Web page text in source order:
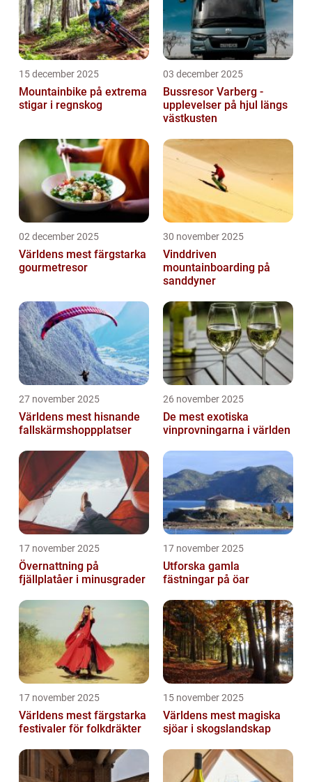
15 december 2025
Mountainbike på extrema
stigar i regnskog
03 december 2025
Bussresor Varberg -
upplevelser på hjul längs
västkusten
02 december 2025
Världens mest färgstarka
gourmetresor
30 november 2025
Vinddriven
mountainboarding på
sanddyner
27 november 2025
Världens mest hisnande
fallskärmshoppplatser
26 november 2025
De mest exotiska
vinprovningarna i världen
17 november 2025
Övernattning på
fjällplatåer i minusgrader
17 november 2025
Utforska gamla
fästningar på öar
17 november 2025
Världens mest färgstarka
festivaler för folkdräkter
15 november 2025
Världens mest magiska
sjöar i skogslandskap